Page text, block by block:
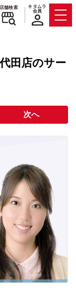
店舗検索
キタムラ
会員
田店のサー
次へ